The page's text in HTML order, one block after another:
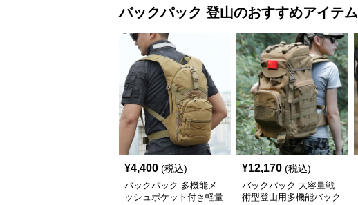
バックパック 登山のおすすめアイテム
¥4,400 (税込)
バックパック 多機能メ
ッシュポケット付き軽量
¥12,170 (税込)
バックパック 大容量戦
術型登山用多機能バック